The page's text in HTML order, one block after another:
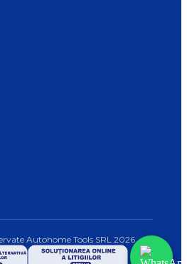
Autohome Tools SRL2026